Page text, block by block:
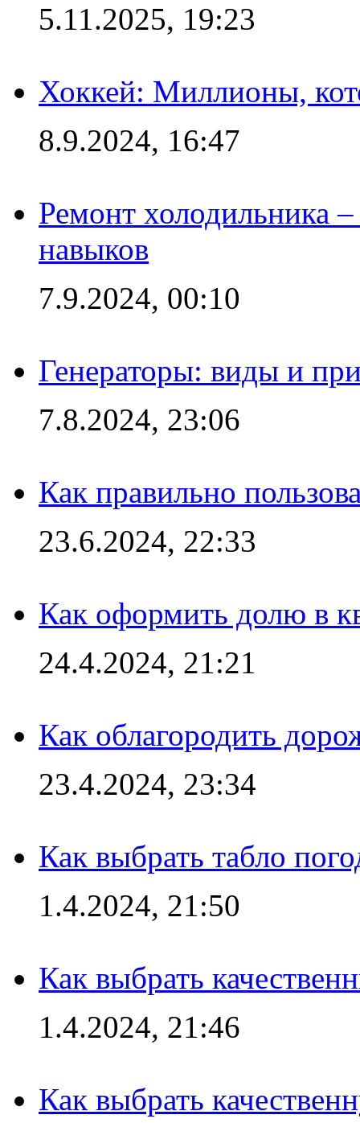
5.11.2025, 19:23
Хоккей: Миллионы,
8.9.2024, 16:47
Ремонт холодильника
навыков
7.9.2024, 00:10
Генераторы: виды и
7.8.2024, 23:06
Как правильно
23.6.2024, 22:33
Как оформить долю в
24.4.2024, 21:21
Как облагородить
23.4.2024, 23:34
Как выбрать табло
1.4.2024, 21:50
Как выбрать
1.4.2024, 21:46
Как выбрать